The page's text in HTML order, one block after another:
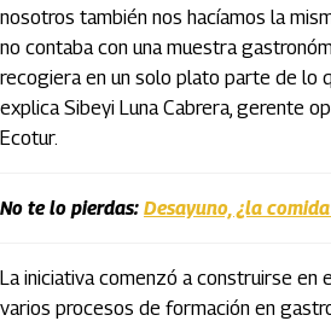
nosotros también nos hacíamos la
no contaba con una muestra
recogiera en un solo plato parte de lo
explica Sibeyi Luna Cabrera, gerente
Ecotur.
No te lo pierdas: Desayuno, ¿la
La iniciativa comenzó a construirse en
varios procesos de formación en